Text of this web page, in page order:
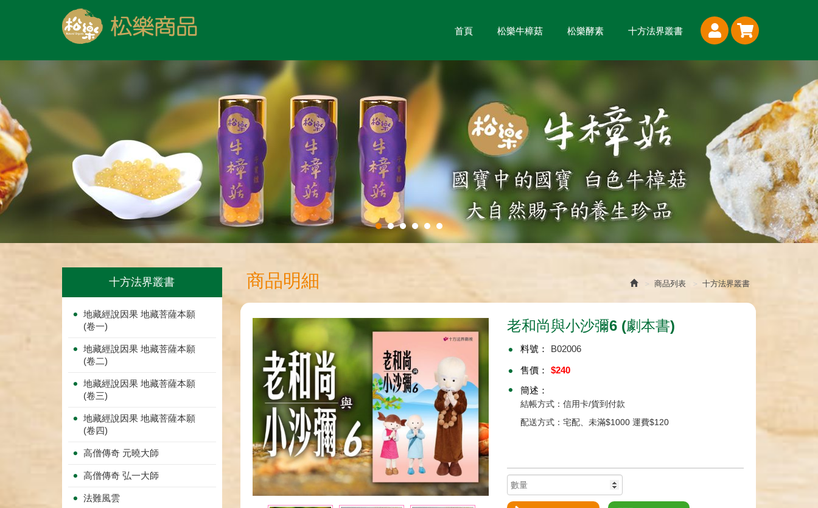
首頁 松樂牛樟菇 松樂酵素 十方法界叢書
十方法界叢書
地藏經說因果 地藏菩薩本願
(卷一)
地藏經說因果 地藏菩薩本願
(卷二)
地藏經說因果 地藏菩薩本願
(卷三)
地藏經說因果 地藏菩薩本願
(卷四)
高僧傳奇 元曉大師
高僧傳奇 弘一大師
法難風雲
商品列表 十方法界叢書
商品明細
老和尚與小沙彌6 (劇本書)
料號： B02006
售價：
$240
簡述：
結帳方式：信用卡/貨到付款
配送方式：宅配、未滿$1000 運費$120